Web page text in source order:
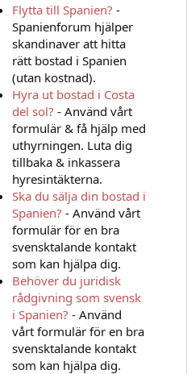
Flytta till Spanien? -
Spanienforum hjälper
skandinaver att hitta
rätt bostad i Spanien
(utan kostnad).
Hyra ut bostad i Costa
del sol? - Använd vårt
formulär & få hjälp med
uthyrningen. Luta dig
tillbaka & inkassera
hyresintäkterna.
Ska du sälja din bostad i
Spanien? - Använd vårt
formulär för en bra
svensktalande kontakt
som kan hjälpa dig.
Behöver du juridisk
rådgivning som svensk
i Spanien? - Använd
vårt formulär för en bra
svensktalande kontakt
som kan hjälpa dig.